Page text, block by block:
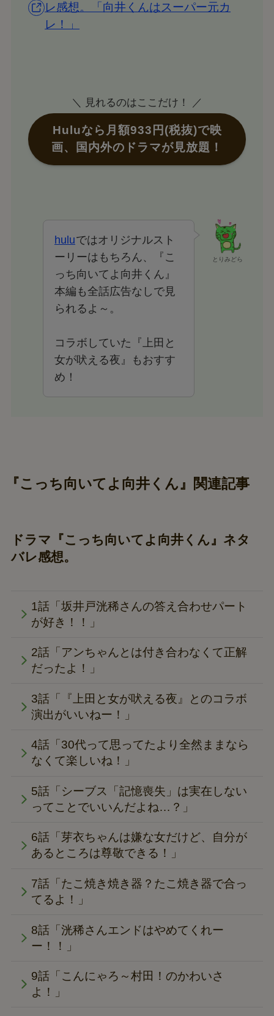
レ感想。「向井くんはスーパー元カ
レ！」
＼ 見れるのはここだけ！ ／
Huluなら月額933円(税抜)で映
画、国内外のドラマが見放題！
とりみどら
huluではオリジナルスト
ーリーはもちろん、『こ
っち向いてよ向井くん』
本編も全話広告なしで見
られるよ～。
コラボしていた『上田と
女が吠える夜』もおすす
め！
『こっち向いてよ向井くん』関連記事
ドラマ『こっち向いてよ向井くん』ネタ
バレ感想。
1話「坂井戸洸稀さんの答え合わせパート
が好き！！」
2話「アンちゃんとは付き合わなくて正解
だったよ！」
3話「『上田と女が吠える夜』とのコラボ
演出がいいねー！」
4話「30代って思ってたより全然ままなら
なくて楽しいね！」
5話「シーブス「記憶喪失」は実在しない
ってことでいいんだよね…？」
6話「芽衣ちゃんは嫌な女だけど、自分が
あるところは尊敬できる！」
7話「たこ焼き焼き器？たこ焼き器で合っ
てるよ！」
8話「洸稀さんエンドはやめてくれー
ー！！」
9話「こんにゃろ～村田！のかわいさ
よ！」